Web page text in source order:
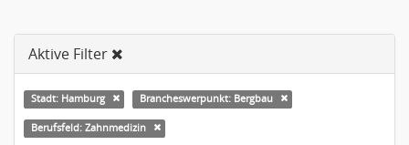
Aktive Filter
Stadt: Hamburg Brancheswerpunkt: Bergbau
Berufsfeld: Zahnmedizin